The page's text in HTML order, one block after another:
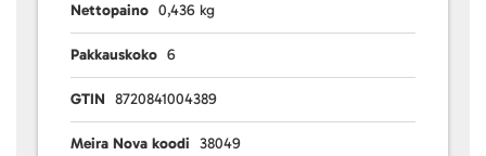
Nettopaino 0,436 kg
Pakkauskoko 6
GTIN 8720841004389
Meira Nova koodi 38049